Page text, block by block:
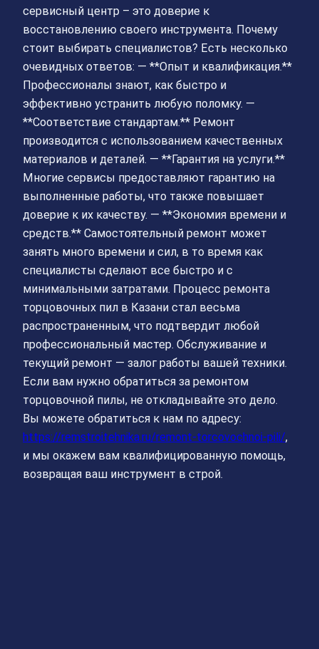
сервисный центр – это доверие к
восстановлению своего инструмента. Почему
стоит выбирать специалистов? Есть несколько
очевидных ответов: — **Опыт и квалификация.**
Профессионалы знают, как быстро и
эффективно устранить любую поломку. —
**Соответствие стандартам.** Ремонт
производится с использованием качественных
материалов и деталей. — **Гарантия на услуги.**
Многие сервисы предоставляют гарантию на
выполненные работы, что также повышает
доверие к их качеству. — **Экономия времени и
средств.** Самостоятельный ремонт может
занять много времени и сил, в то время как
специалисты сделают все быстро и с
минимальными затратами. Процесс ремонта
торцовочных пил в Казани стал весьма
распространенным, что подтвердит любой
профессиональный мастер. Обслуживание и
текущий ремонт — залог работы вашей техники.
Если вам нужно обратиться за ремонтом
торцовочной пилы, не откладывайте это дело.
Вы можете обратиться к нам по адресу:
https://remstroitehnika.ru/remont-torcovochnoi-pili/,
и мы окажем вам квалифицированную помощь,
возвращая ваш инструмент в строй.